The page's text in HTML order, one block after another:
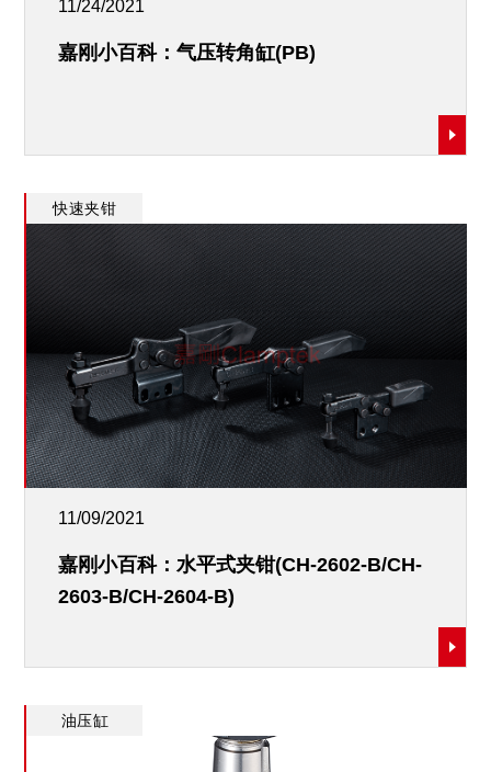
11/24/2021
嘉刚小百科：气压转角缸(PB)
快速夹钳
11/09/2021
嘉刚小百科：水平式夹钳(CH-2602-B/CH-
2603-B/CH-2604-B)
油压缸